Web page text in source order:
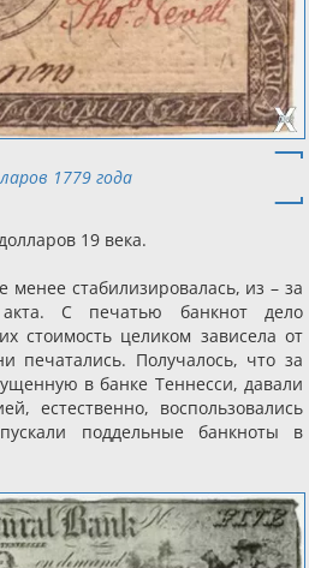
1779 года
19 века.
менее стабилизировалась, из – за
С печатью банкнот дело
стоимость целиком зависела от
печатались. Получалось, что за
в банке Теннесси, давали
естественно, воспользовались
поддельные банкноты в